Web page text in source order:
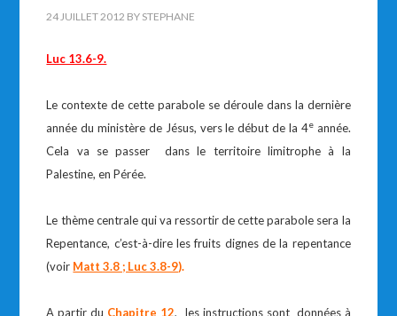
24 JUILLET 2012 BY STEPHANE
Luc 13.6-9.
Le contexte de cette parabole se déroule dans la dernière
année du ministère de Jésus, vers le début de la 4eannée.
Cela va se passer dans le territoire limitrophe à la
Palestine, en Pérée.
Le thème centrale qui va ressortir de cette parabole sera la
Repentance, c’est-à-dire les fruits dignes de la repentance
(voir Matt 3.8 ; Luc 3.8-9).
A partir du Chapitre 12, les instructions sont données à